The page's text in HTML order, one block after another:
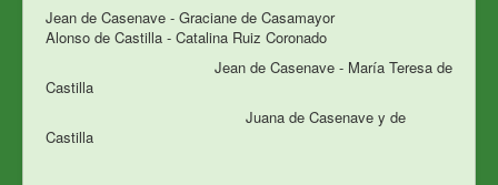
Jean de Casenave - Graciane de Casamayor
Alonso de Castilla - Catalina Ruiz Coronado
Jean de Casenave - María Teresa de
Castilla
Juana de Casenave y de
Castilla